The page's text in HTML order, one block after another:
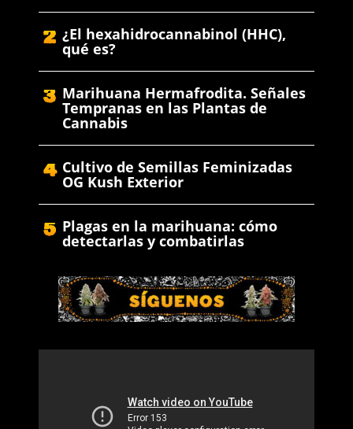
¿El hexahidrocannabinol (HHC),
qué es?
Marihuana Hermafrodita. Señales
Tempranas en las Plantas de
Cannabis
Cultivo de Semillas Feminizadas
OG Kush Exterior
Plagas en la marihuana: cómo
detectarlas y combatirlas